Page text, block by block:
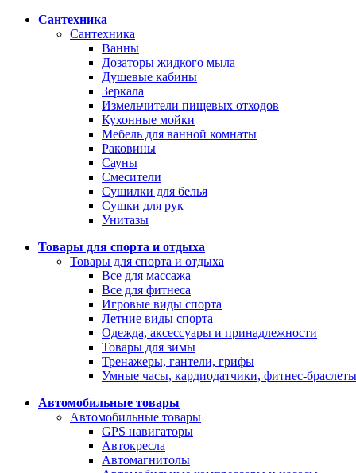
Сантехника
Сантехника
Ванны
Дозаторы жидкого мыла
Душевые кабины
Зеркала
Измельчители пищевых отходов
Кухонные мойки
Мебель для ванной комнаты
Раковины
Сауны
Смесители
Сушилки для белья
Сушки для рук
Унитазы
Товары для спорта и отдыха
Товары для спорта и отдыха
Все для массажа
Все для фитнеса
Игровые виды спорта
Летние виды спорта
Одежда, аксессуары и принадлежности
Товары для зимы
Тренажеры, гантели, грифы
Умные часы, кардиодатчики, фитнес-браслеты
Автомобильные товары
Автомобильные товары
GPS навигаторы
Автокресла
Автомагнитолы